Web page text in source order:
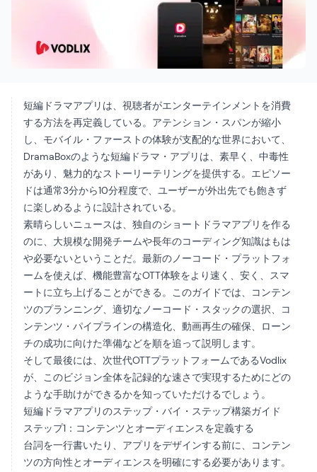
短編ドラマアプリは、視聴者がエンターテインメントを消費
する方法を再定義している。アテンション・スパンが縮小
し、モバイル・ファーストの体験が支配的な世界において、
DramaBoxのような短編ドラマ・アプリは、素早く、中毒性
があり、魅力的なストーリーテリングを提供する。エピソー
ドは通常3分から10分程度で、ユーザーが外出先でも飽きず
に楽しめるように設計されている。
素晴らしいニュースは、独自のショートドラマアプリを作る
のに、大規模な開発チームや長年のコーディング知識はもは
や必要ないということだ。最新のノーコード・プラットフォ
ームを使えば、機能豊富なOTT体験をより速く、安く、スマ
ートに立ち上げることができる。このガイドでは、コンテン
ツのプランニング、適切なノーコード・スタックの選択、コ
ンテンツ・パイプラインの構造化、動画再生の確保、ローン
チの成功に向けた準備などを順を追って説明します。
そして最後には、次世代OTTプラットフォームであるVodlix
が、このビジョン全体を記録的な速さで実現するためにどの
ような手助けができるかを知っていただけるでしょう。
短編ドラマアプリのステップ・バイ・ステップ構築ガイド
ステップ1：コンテンツとオーディエンスを定義する
台詞を一行書いたり、アプリをデザインする前に、コンテン
ツの方向性とオーディエンスを明確にする必要があります。